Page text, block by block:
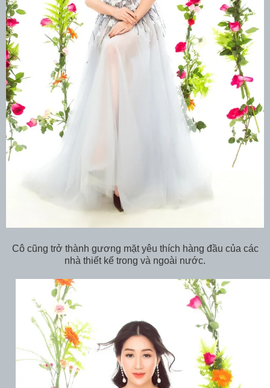
Cô cũng trở thành gương mặt yêu thích hàng đầu của các
nhà thiết kế trong và ngoài nước.